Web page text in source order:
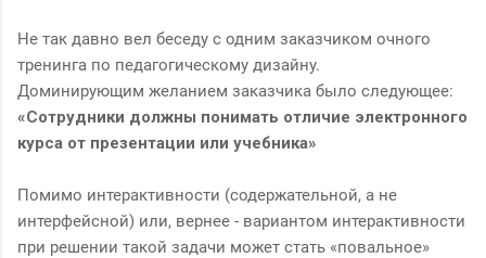
Не так давно вел беседу с одним заказчиком очного
тренинга по педагогическому дизайну.
Доминирующим желанием заказчика было следующее:
«Сотрудники должны понимать отличие электронного
курса от презентации или учебника»
Помимо интерактивности (содержательной, а не
интерфейсной) или, вернее - вариантом интерактивности
при решении такой задачи может стать «повальное»